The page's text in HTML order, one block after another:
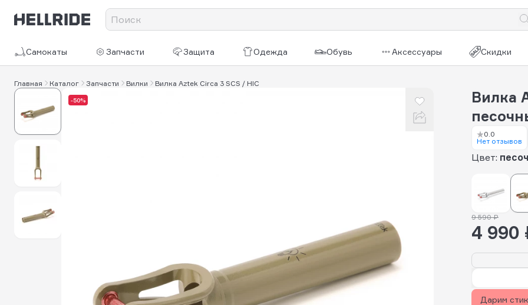
Самокаты Запчасти Защита Одежда Обувь Аксессуары Скидки
Главная Каталог Запчасти Вилки Вилка Aztek Circa 3 SCS / HIC
-50%
Вилка
0.0
Нет отзывов
Цвет:
9 590 ₽
4 990
Дарим